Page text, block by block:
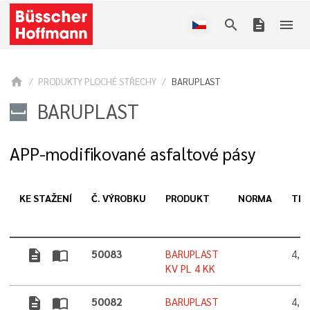
search description menu
home PRODUKTY PLOCHÉ STŘECHY BARUPLAST
BARUPLAST
APP-modifikované asfaltové pásy
KE STAŽENÍ Č. VÝROBKU PRODUKT NORMA
description import_contacts 50083
BARUPLAST
KV PL 4 KK
4,0
description import_contacts 50082
BARUPLAST
4,0